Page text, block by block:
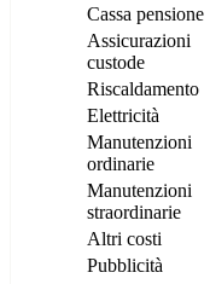
Cassa pensione
Assicurazioni
custode
Riscaldamento
Elettricità
Manutenzioni
ordinarie
Manutenzioni
straordinarie
Altri costi
Pubblicità